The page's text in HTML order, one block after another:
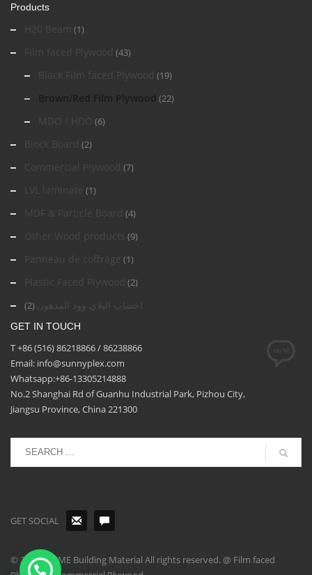
Products
H20 Beam (1)
Film faced Plywood (43)
Black Film faced Plywood (19)
Brown/Red Film Plywood (22)
MDO / HDO (6)
Block Board (2)
Commercial Plywood (7)
LVL laminate (1)
MDF & Particle Board (4)
Other Wood products (9)
Panneau de coffrage (1)
Plastic Faced Plywood (2)
اخشاب البلاي وود المدهون (2)
GET IN TOUCH
T +86 (516) 86218866 / 86238866
Email: info@sunnyplex.com
Whatsapp:+86-13305214888
No.2 Shanghai Rd of Guanhu Industrial Park, Pizhou City,
Jiangsu Province, China 221300
GET SOCIAL
© 2026 - ACME Building Material All rights reserved. @ Film faced